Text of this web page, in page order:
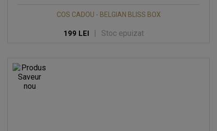
COS CADOU - BELGIAN BLISS BOX
199 LEI Stoc epuizat